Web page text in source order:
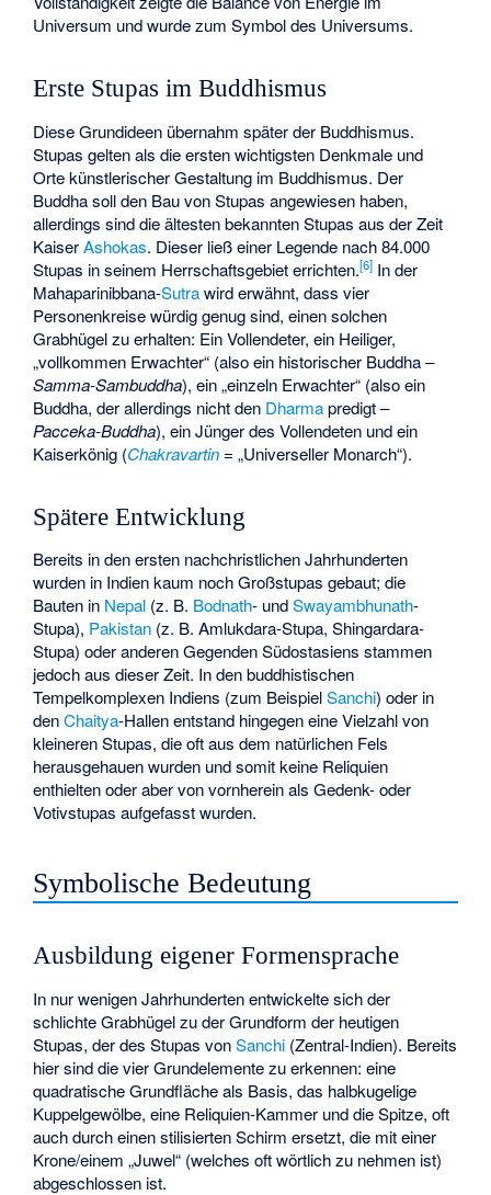
Universum und wurde zum Symbol des Universums.
Erste Stupas im Buddhismus
Diese Grundideen übernahm später der Buddhismus.
Stupas gelten als die ersten wichtigsten Denkmale und
Orte künstlerischer Gestaltung im Buddhismus. Der
Buddha soll den Bau von Stupas angewiesen haben,
allerdings sind die ältesten bekannten Stupas aus der Zeit
KaiserAshokas. Dieser ließ einer Legende nach 84.000
Stupas in seinem Herrschaftsgebiet errichten.[6] In der
Mahaparinibbana-Sutrawird erwähnt, dass vier
Personenkreise würdig genug sind, einen solchen
Grabhügel zu erhalten: Ein Vollendeter, ein Heiliger,
„vollkommen Erwachter“ (also ein historischer Buddha –
Samma-Sambuddha), ein „einzeln Erwachter“ (also ein
Buddha, der allerdings nicht den Dharmapredigt –
Pacceka-Buddha), ein Jünger des Vollendeten und ein
Kaiserkönig (Chakravartin = „Universeller Monarch“).
Spätere Entwicklung
Bereits in den ersten nachchristlichen Jahrhunderten
wurden in Indien kaum noch Großstupas gebaut; die
Bauten in Nepal (z. B. Bodnath- undSwayambhunath-
Stupa), Pakistan (z. B.Amlukdara-Stupa,Shingardara-
Stupa) oder anderen Gegenden Südostasiens stammen
jedoch aus dieser Zeit. In den buddhistischen
Tempelkomplexen Indiens (zum BeispielSanchi) oder in
denChaitya-Hallen entstand hingegen eine Vielzahl von
kleineren Stupas, die oft aus dem natürlichen Fels
herausgehauen wurden und somit keine Reliquien
enthielten oder aber von vornherein als Gedenk- oder
Votivstupas aufgefasst wurden.
Symbolische Bedeutung
Ausbildung eigener Formensprache
In nur wenigen Jahrhunderten entwickelte sich der
schlichte Grabhügel zu der Grundform der heutigen
Stupas, der des Stupas vonSanchi (Zentral-Indien). Bereits
hier sind die vier Grundelemente zu erkennen: eine
quadratische Grundfläche als Basis, das halbkugelige
Kuppelgewölbe, eine Reliquien-Kammer und die Spitze, oft
auch durch einen stilisierten Schirm ersetzt, die mit einer
Krone/einem „Juwel“ (welches oft wörtlich zu nehmen ist)
abgeschlossen ist.